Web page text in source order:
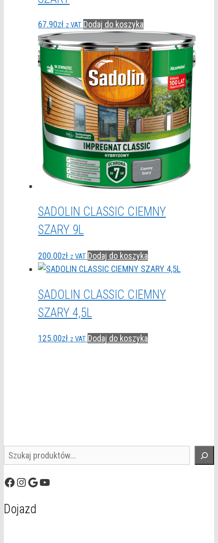
67.90zł z VAT Dodaj do koszyka
SADOLIN CLASSIC CIEMNY
SZARY 9L
200.00zł z VAT Dodaj do koszyka
SADOLIN CLASSIC CIEMNY
SZARY 4,5L
125.00zł z VAT Dodaj do koszyka
Szukaj
Facebook
Instagram
GoogleYouTube
Dojazd